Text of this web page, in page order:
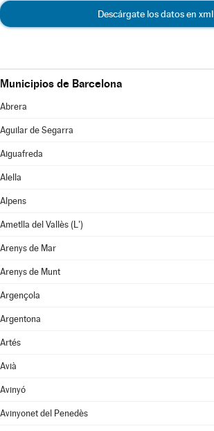
Descárgate los datos en xml
Municipios de Barcelona
Abrera
Aguilar de Segarra
Aiguafreda
Alella
Alpens
Ametlla del Vallès (L')
Arenys de Mar
Arenys de Munt
Argençola
Argentona
Artés
Avià
Avinyó
Avinyonet del Penedès